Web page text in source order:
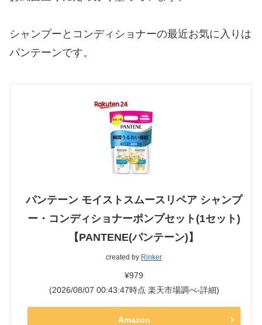
シャンプーとコンディショナーの最近お気に入りは
パンテーンです。
パンテーン モイストスムースリペア シャンプ
ー・コンディショナーポンプセット(1セット)
【PANTENE(パンテーン)】
created by Rinker
¥979
(2026/08/07 00:43:47時点 楽天市場調べ-詳細)
Amazon